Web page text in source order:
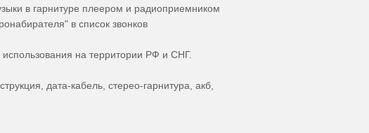
в гарнитуре плеером и радиоприемником
в список звонков
на территории РФ и СНГ.
дата-кабель, стерео-гарнитура, акб,